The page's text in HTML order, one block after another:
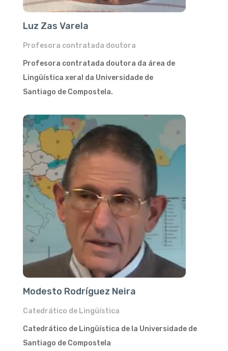
Luz Zas Varela
Profesora contratada doutora
Profesora contratada doutora da área de
Lingüística xeral da Universidade de
Santiago de Compostela.
Modesto Rodríguez Neira
Catedrático de Lingüística
Catedrático de Lingüística de la Universidade de
Santiago de Compostela